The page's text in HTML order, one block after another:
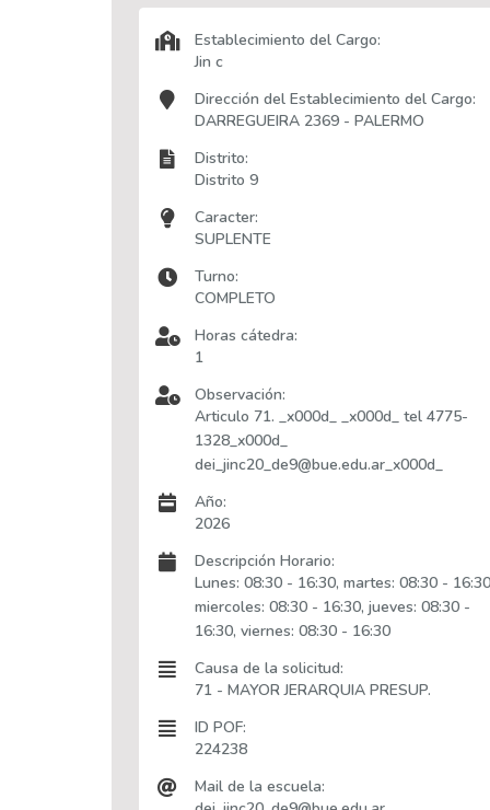
Establecimiento del Cargo:
Jin c
Dirección del Establecimiento del Cargo:
DARREGUEIRA 2369 - PALERMO
Distrito:
Distrito 9
Caracter:
SUPLENTE
Turno:
COMPLETO
Horas cátedra:
1
Observación:
Articulo 71. _x000d_ _x000d_ tel 4775-
1328_x000d_
dei_jinc20_de9@bue.edu.ar_x000d_
Año:
2026
Descripción Horario:
Lunes: 08:30 - 16:30, martes: 08:30 -
miercoles: 08:30 - 16:30, jueves: 08:30 -
16:30, viernes: 08:30 - 16:30
Causa de la solicitud:
71 - MAYOR JERARQUIA PRESUP.
ID POF:
224238
Mail de la escuela: